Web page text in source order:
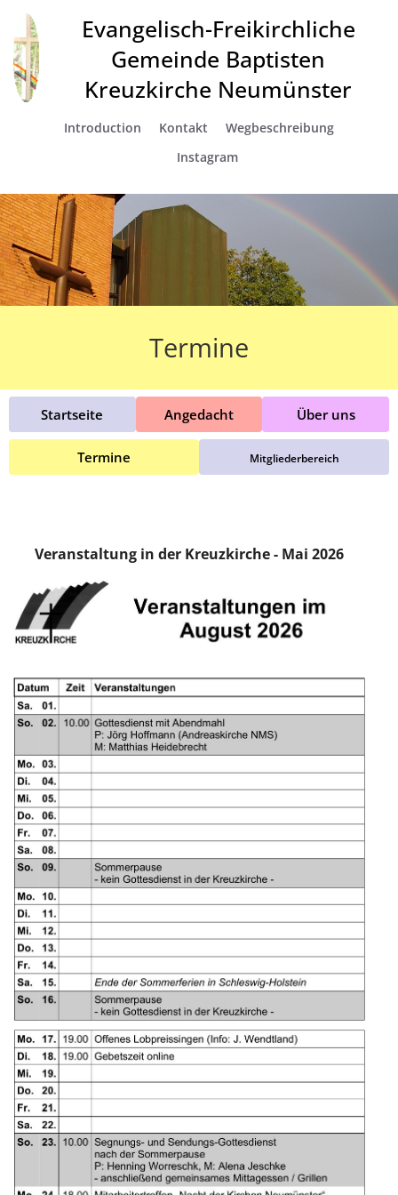
Evangelisch-Freikirchliche
Gemeinde Baptisten
Kreuzkirche Neumünster
Introduction Kontakt
Wegbeschreibung
Instagram
Termine
Startseite Angedacht Über uns
Termine Mitgliederbereich
Veranstaltung in der Kreuzkirche - Mai 2026